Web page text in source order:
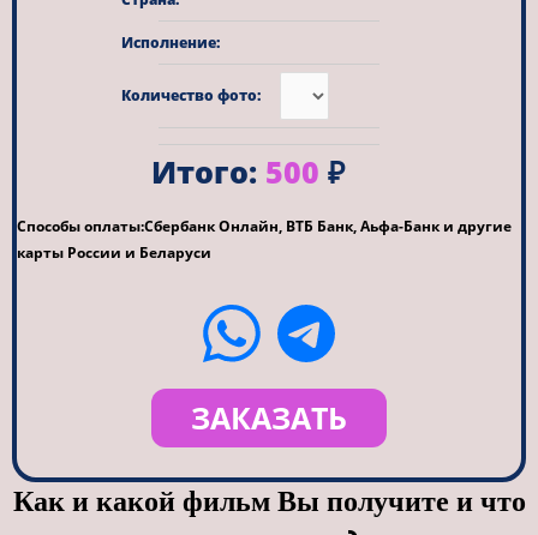
Исполнение:
Количество фото:
Итого: 500 ₽
Способы оплаты:Сбербанк Онлайн, ВТБ Банк, Аьфа-Банк и другие
карты России и Беларуси
ЗАКАЗАТЬ
Как и какой фильм Вы получите и что